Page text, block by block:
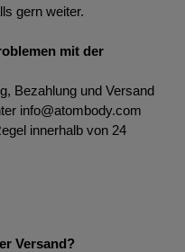
gern weiter.
mit der
Bezahlung und Versand
info@atombody.com
innerhalb von 24
Versand?